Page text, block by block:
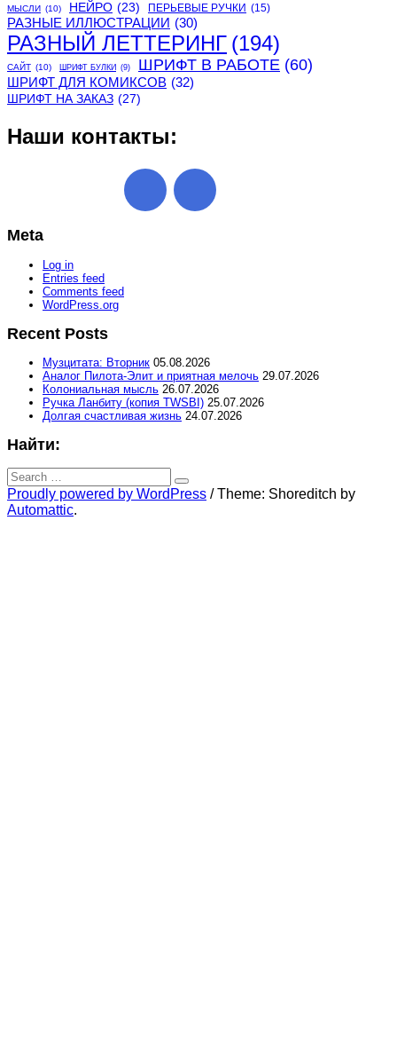
МЫСЛИ (10) НЕЙРО (23) ПЕРЬЕВЫЕ РУЧКИ (15)
РАЗНЫЕ ИЛЛЮСТРАЦИИ (30)
РАЗНЫЙ ЛЕТТЕРИНГ (194)
САЙТ (10) ШРИФТ БУЛКИ (9) ШРИФТ В РАБОТЕ (60)
ШРИФТ ДЛЯ КОМИКСОВ (32)
ШРИФТ НА ЗАКАЗ (27)
Наши контакты:
Meta
Log in
Entries feed
Comments feed
WordPress.org
Recent Posts
Музцитата: Вторник 05.08.2026
Аналог Пилота-Элит и приятная мелочь 29.07.2026
Колониальная мысль 26.07.2026
Ручка Ланбиту (копия TWSBI) 25.07.2026
Долгая счастливая жизнь 24.07.2026
Найти:
Search
for:
Search
Proudly powered by WordPress /Theme: Shoreditch by
Automattic.